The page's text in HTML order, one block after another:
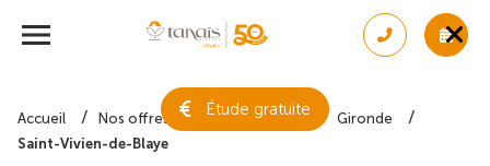
Étude gratuite
Accueil Nos offres de maison + terrain
Gironde
Saint-Vivien-de-Blaye